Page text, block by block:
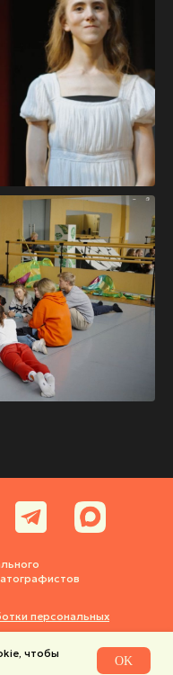
персональных
файлов
чтобы
OK